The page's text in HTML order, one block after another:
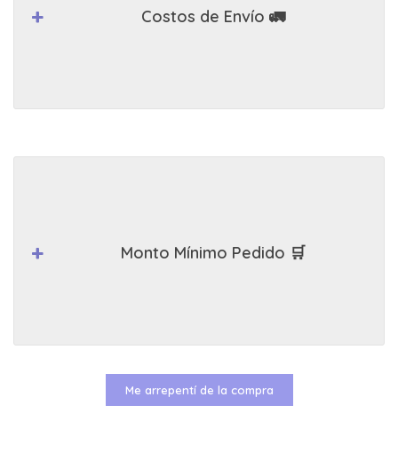
Costos de Envío 🚛
Monto Mínimo Pedido 🛒
Me arrepentí de la compra